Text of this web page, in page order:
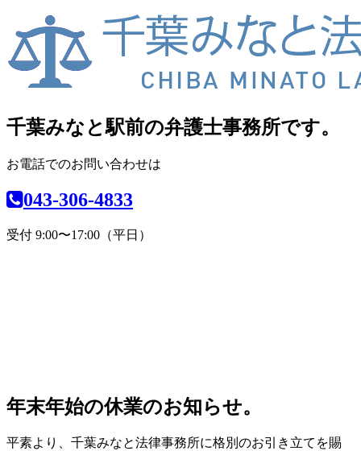
千葉みなと駅前の弁護士事務所です。
お電話でのお問い合わせは
043-306-4833
受付 9:00〜17:00（平日）
年末年始の休業のお知らせ。
平素より、千葉みなと法律事務所に格別のお引き立てを賜